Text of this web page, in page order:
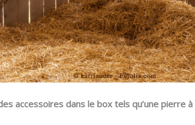
accessoires dans le box tels qu’une pierre